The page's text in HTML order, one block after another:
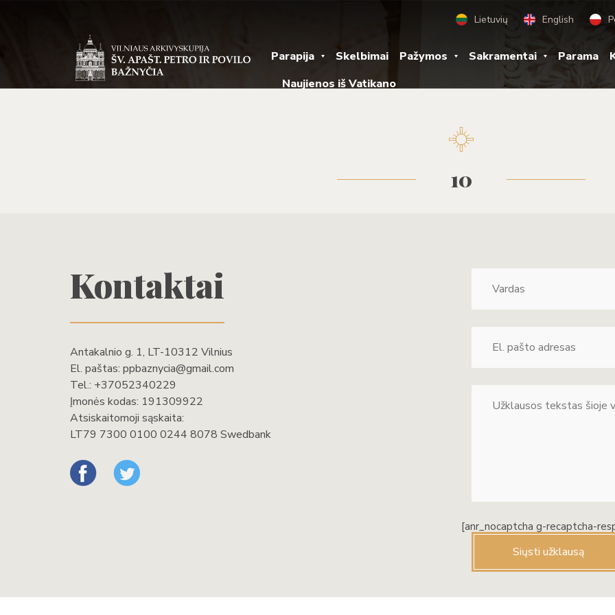
Lietuvių English
Parapija Skelbimai Pažymos Sakramentai Parama
Naujienos iš Vatikano
10
Kontaktai
Antakalnio g. 1, LT-10312 Vilnius
El. paštas: ppbaznycia@gmail.com
Tel.: +37052340229
Įmonės kodas: 191309922
Atsiskaitomoji sąskaita:
LT79 7300 0100 0244 8078 Swedbank
[anr_nocaptcha g-recaptcha-